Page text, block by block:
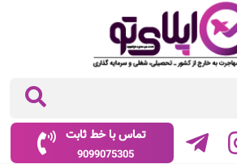
تماس با خط ثابت
9099075305